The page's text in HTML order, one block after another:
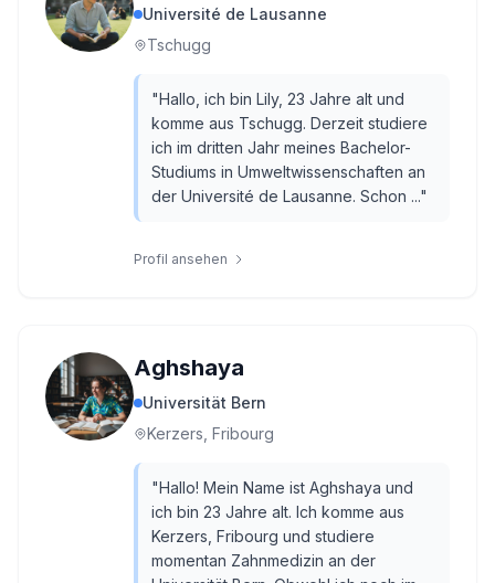
Université de Lausanne
Tschugg
"Hallo, ich bin Lily, 23 Jahre alt und
komme aus Tschugg. Derzeit studiere
ich im dritten Jahr meines Bachelor-
Studiums in Umweltwissenschaften an
der Université de Lausanne. Schon ..."
Profil ansehen
Aghshaya
Universität Bern
Kerzers, Fribourg
"Hallo! Mein Name ist Aghshaya und
ich bin 23 Jahre alt. Ich komme aus
Kerzers, Fribourg und studiere
momentan Zahnmedizin an der